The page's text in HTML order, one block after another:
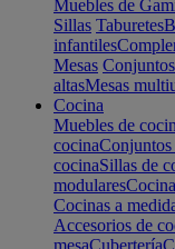
Muebles de
Sillas Taburetes
infantiles
Mesas
altasMesas
Cocina
Muebles de
cocinaConjuntos
cocinaSillas de
modulares
Cocinas a
Accesorios de
mesaCubertería